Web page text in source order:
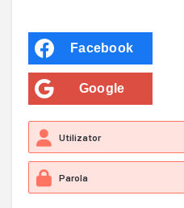
Facebook
Google